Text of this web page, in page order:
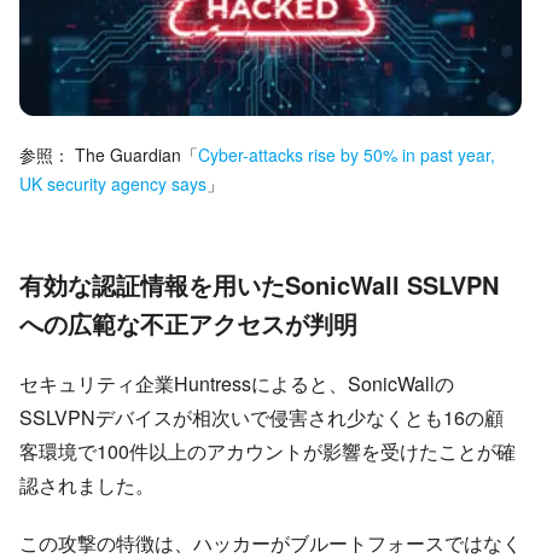
参照： The Guardian 「Cyber-attacks rise by 50% in past year,
UK security agency says 」
有効な認証情報を用いたSonicWall SSLVPN
への広範な不正アクセスが判明
セキュリティ企業Huntressによると、SonicWallの
SSLVPNデバイスが相次いで侵害され少なくとも16の顧
客環境で100件以上のアカウントが影響を受けたことが確
認されました。
この攻撃の特徴は、ハッカーがブルートフォースではなく